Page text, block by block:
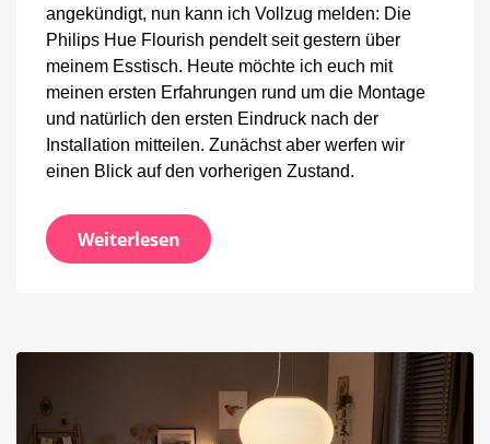
angekündigt, nun kann ich Vollzug melden: Die
Philips Hue Flourish pendelt seit gestern über
meinem Esstisch. Heute möchte ich euch mit
meinen ersten Erfahrungen rund um die Montage
und natürlich den ersten Eindruck nach der
Installation mitteilen. Zunächst aber werfen wir
einen Blick auf den vorherigen Zustand.
Weiterlesen